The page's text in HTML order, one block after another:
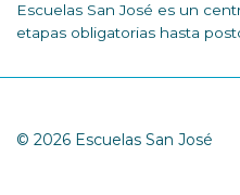
Escuelas San José es un
etapas obligatorias hasta
© 2026 Escuelas San José